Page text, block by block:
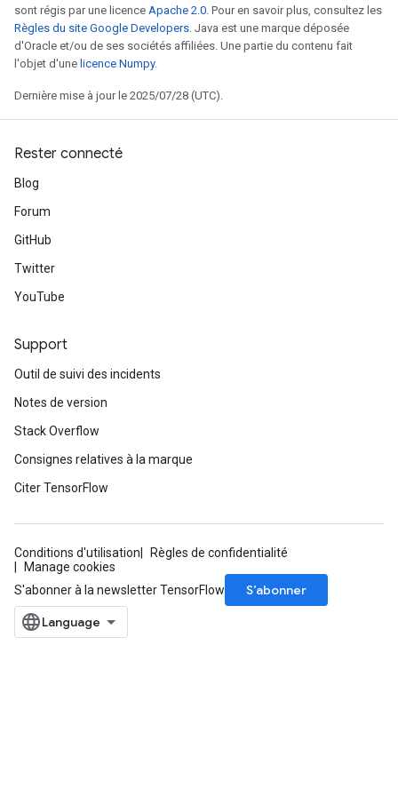
sont régis par une licence Apache 2.0. Pour en savoir plus, consultez les
Règles du site Google Developers. Java est une marque déposée
d'Oracle et/ou de ses sociétés affiliées. Une partie du contenu fait
l'objet d'une licence Numpy.
Dernière mise à jour le 2025/07/28 (UTC).
Rester connecté
Blog
Forum
GitHub
Twitter
YouTube
Support
Outil de suivi des incidents
Notes de version
Stack Overflow
Consignes relatives à la marque
Citer TensorFlow
Conditions d'utilisation
Règles de confidentialité
Manage cookies
S'abonner à la newsletter TensorFlow
S’abonner